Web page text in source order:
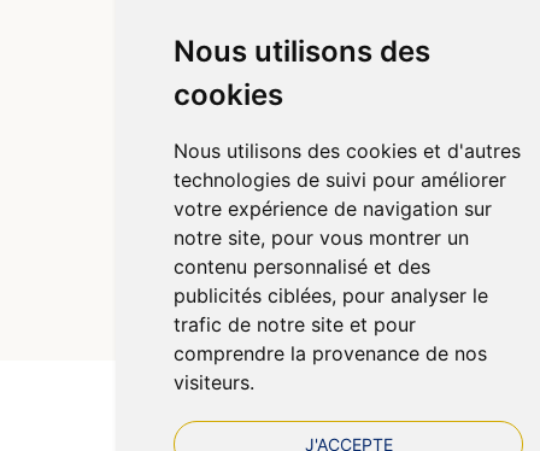
Nous utilisons des
cookies
Nous utilisons des cookies et d'autres
technologies de suivi pour améliorer
votre expérience de navigation sur
notre site, pour vous montrer un
contenu personnalisé et des
publicités ciblées, pour analyser le
trafic de notre site et pour
comprendre la provenance de nos
visiteurs.
J'ACCEPTE
© 2026 Pharmazen
Tous droits réservés
Votre pharmacie sur Internet avec Apotekisto